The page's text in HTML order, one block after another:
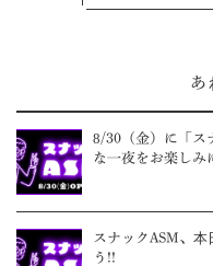
あ
8/30（金）に「ス
な一夜をお楽しみ
スナックASM、本
う!!